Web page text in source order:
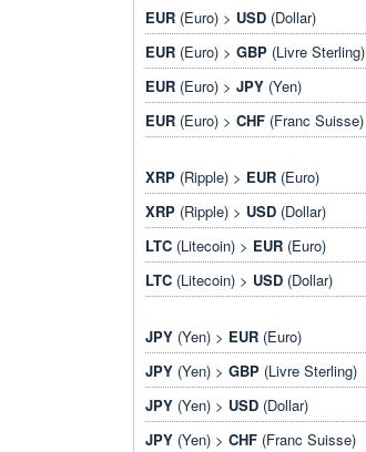
EUR (Euro) > USD (Dollar)
EUR (Euro) > GBP (Livre Sterling)
EUR (Euro) > JPY (Yen)
EUR (Euro) > CHF (Franc Suisse)
XRP (Ripple) > EUR (Euro)
XRP (Ripple) > USD (Dollar)
LTC (Litecoin) > EUR (Euro)
LTC (Litecoin) > USD (Dollar)
JPY (Yen) > EUR (Euro)
JPY (Yen) > GBP (Livre Sterling)
JPY (Yen) > USD (Dollar)
JPY (Yen) > CHF (Franc Suisse)